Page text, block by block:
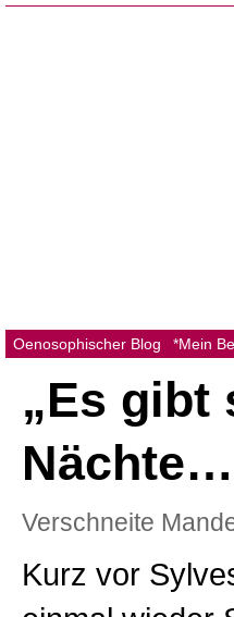
Oenosophischer Blog *Mein
„Es gibt
Verschneite
Kurz vor